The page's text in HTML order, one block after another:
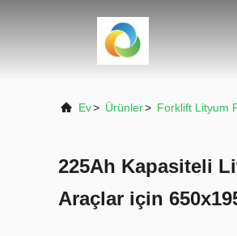
Ev> Ürünler> Forklift Lityum
225Ah Kapasiteli
Araçlar için